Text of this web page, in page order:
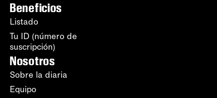
Beneficios
Listado
Tu ID (número de
suscripción)
Nosotros
Sobre la diaria
Equipo